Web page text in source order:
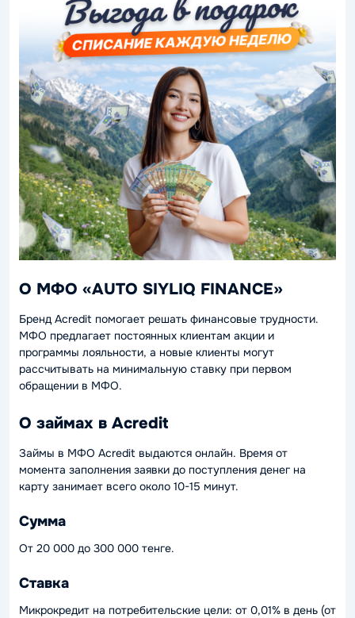
О МФО «AUTO SIYLIQ FINANCE»
Бренд Acredit помогает решать финансовые трудности.
МФО предлагает постоянных клиентам акции и
программы лояльности, а новые клиенты могут
рассчитывать на минимальную ставку при первом
обращении в МФО.
О займах в Acredit
Займы в МФО Acredit выдаются онлайн. Время от
момента заполнения заявки до поступления денег на
карту занимает всего около 10-15 минут.
Сумма
От 20 000 до 300 000 тенге.
Ставка
Микрокредит на потребительские цели: от 0,01% в день (от